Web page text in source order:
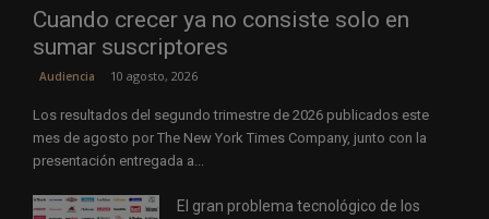
Cuando crecer ya no consiste solo en
sumar suscriptores
Audiencia 10 agosto, 2026
Los resultados del segundo trimestre de 2026 publicados este
mes de agosto por The New York Times Company, junto con la
presentación entregada a...
El gran problema tecnológico de los